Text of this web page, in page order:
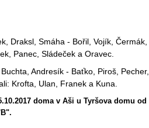
Draksl, Smáha - Bořil, Vojík, Čermák,
Panec, Sládeček a Oravec.
Andresík - Baťko, Piroš, Pecher,
Krofta, Ulan, Franek a Kuna.
doma v Aši u Tyršova domu od